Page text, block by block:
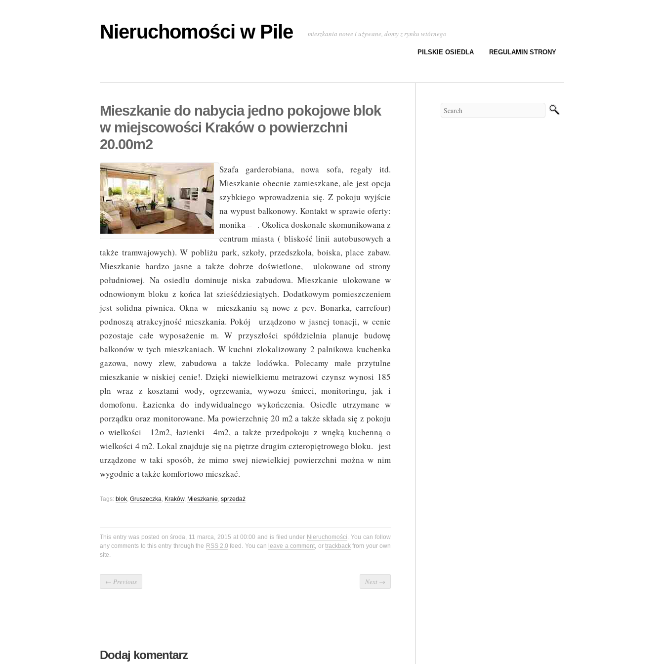
Nieruchomości w Pile mieszkania nowe i używane, domy z rynku wtórnego
PILSKIE OSIEDLA REGULAMIN STRONY
Mieszkanie do nabycia jedno pokojowe blok
w miejscowości Kraków o powierzchni
20.00m2
Szafa garderobiana, nowa sofa, regały itd.
Mieszkanie obecnie zamieszkane, ale jest opcja
szybkiego wprowadzenia się. Z pokoju wyjście
na wypust balkonowy. Kontakt w sprawie oferty:
monika – . Okolica doskonale skomunikowana z
centrum miasta ( bliskość linii autobusowych a
także tramwajowych). W pobliżu park, szkoły, przedszkola, boiska, place zabaw.
Mieszkanie bardzo jasne a także dobrze doświetlone, ulokowane od strony
południowej. Na osiedlu dominuje niska zabudowa. Mieszkanie ulokowane w
odnowionym bloku z końca lat szieśćdziesiątych. Dodatkowym pomieszczeniem
jest solidna piwnica. Okna w mieszkaniu są nowe z pcv. Bonarka, carrefour)
podnoszą atrakcyjność mieszkania. Pokój urządzono w jasnej tonacji, w cenie
pozostaje całe wyposażenie m. W przyszłości spółdzielnia planuje budowę
balkonów w tych mieszkaniach. W kuchni zlokalizowany 2 palnikowa kuchenka
gazowa, nowy zlew, zabudowa a także lodówka. Polecamy małe przytulne
mieszkanie w niskiej cenie!. Dzięki niewielkiemu metrazowi czynsz wynosi 185
pln wraz z kosztami wody, ogrzewania, wywozu śmieci, monitoringu, jak i
domofonu. Łazienka do indywidualnego wykończenia. Osiedle utrzymane w
porządku oraz monitorowane. Ma powierzchnię 20 m2 a także składa się z pokoju
o wielkości 12m2, łazienki 4m2, a także przedpokoju z wnęką kuchenną o
wielkości 4 m2. Lokal znajduje się na piętrze drugim czteropiętrowego bloku. jest
urządzone w taki sposób, że mimo swej niewielkiej powierzchni można w nim
wygodnie a także komfortowo mieszkać.
Tags: blok, Gruszeczka, Kraków, Mieszkanie, sprzedaż
This entry was posted on środa, 11 marca, 2015 at 00:00 and is filed under Nieruchomości. You can follow
any comments to this entry through the RSS 2.0 feed. You can leave a comment, or trackbackfrom your own
site.
← Previous Next →
Dodaj komentarz